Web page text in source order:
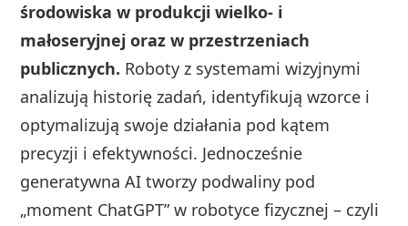
środowiska w produkcji wielko- i
małoseryjnej oraz w przestrzeniach
publicznych. Roboty z systemami wizyjnymi
analizują historię zadań, identyfikują wzorce i
optymalizują swoje działania pod kątem
precyzji i efektywności. Jednocześnie
generatywna AI tworzy podwaliny pod
„moment ChatGPT” w robotyce fizycznej – czyli